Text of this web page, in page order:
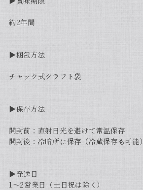
約2年間
▶︎梱包方法
チャック式クラフト袋
▶︎保存方法
開封前：直射日光を避けて常温保存
開封後：冷暗所に保存（冷蔵保存も可能）
▶︎発送日
1〜2営業日（土日祝は除く）